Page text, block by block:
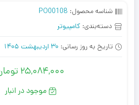
شناسه محصول: PO00108
دسته‌بندی: کامپیوتر
تاریخ به روز رسانی: 30 اردیبهشت 1405
25,084,000
موجود در انبار